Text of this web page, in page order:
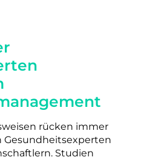
rücken immer
Gesundheitsexperten
Studien